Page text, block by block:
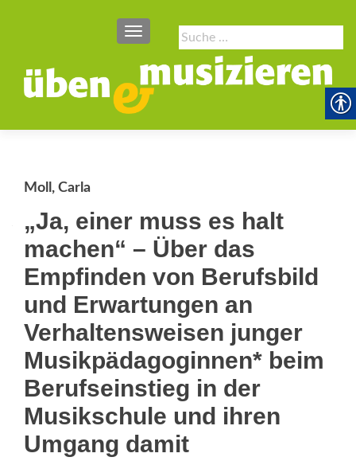
Suche
nach:
SCHALTE NAVIGATION
Moll, Carla
„Ja, einer muss es halt
machen“ – Über das
Empfinden von Berufsbild
und Erwartungen an
Verhaltensweisen junger
Musikpädagoginnen* beim
Berufseinstieg in der
Musikschule und ihren
Umgang damit